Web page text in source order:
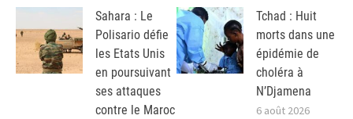
Sahara : Le
Polisario défie
les Etats Unis
en poursuivant
ses attaques
contre le Maroc
Tchad : Huit
morts dans une
épidémie de
choléra à
N’Djamena
6 août 2026